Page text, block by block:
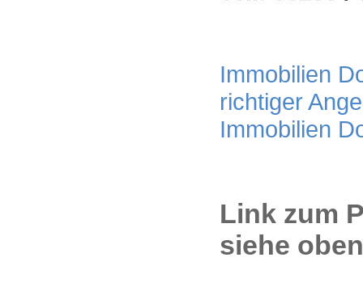
Immobilien
richtiger
Immobilien
Link zum
siehe